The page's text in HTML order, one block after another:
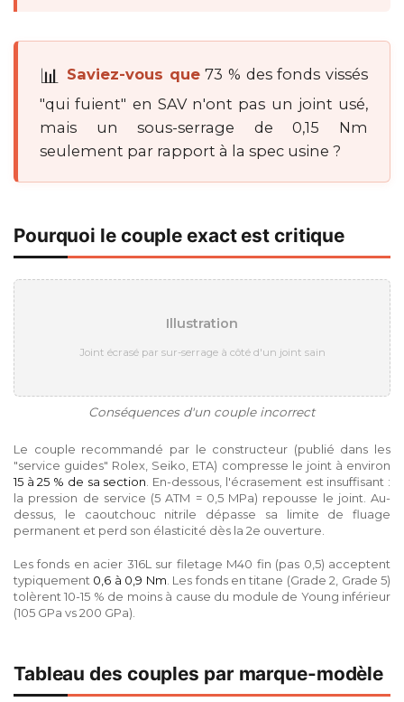
Saviez-vous que73 % des fonds vissés
"qui fuient" en SAV n'ont pas un joint usé,
mais un sous-serrage de 0,15 Nm
seulement par rapport à la spec usine ?
Pourquoi le couple exact est critique
Illustration
Joint écrasé par sur-serrage à côté d'un joint sain
Conséquences d'un couple incorrect
Le couple recommandé par le constructeur (publié dans les
"service guides" Rolex, Seiko, ETA) compresse le joint à environ
15 à 25 % de sa section . En-dessous, l'écrasement est insuffisant :
la pression de service (5 ATM = 0,5 MPa) repousse le joint. Au-
dessus, le caoutchouc nitrile dépasse sa limite de fluage
permanent et perd son élasticité dès la 2e ouverture.
Les fonds en acier 316L sur filetage M40 fin (pas 0,5) acceptent
typiquement 0,6 à 0,9 Nm. Les fonds en titane (Grade 2, Grade 5)
tolèrent 10-15 % de moins à cause du module de Young inférieur
(105 GPa vs 200 GPa).
Tableau des couples par marque-modèle